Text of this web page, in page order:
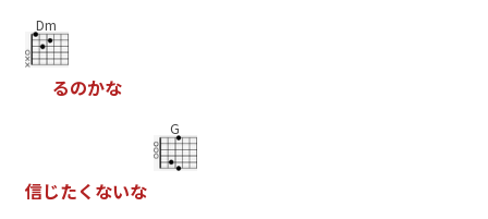
Dm
るのかな
信じたく ないな
G